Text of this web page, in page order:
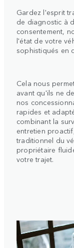
Gardez l'esprit
de diagnostic à
consentement,
l'état de votre
sophistiqués en
Cela nous
avant qu'ils ne
nos
rapides et
combinant la
entretien
traditionnel du
propriétaire
votre trajet.